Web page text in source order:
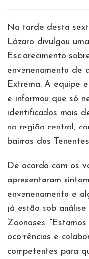
Na tarde desta
Lázaro divulgou
Esclarecimento
envenenamento de
Extrema. A equipe
e informou que só
identificados mais
na região central,
bairros dos
De acordo com os
apresentaram
envenenamento e
já estão sob
Zoonoses:
ocorrências e
competentes para